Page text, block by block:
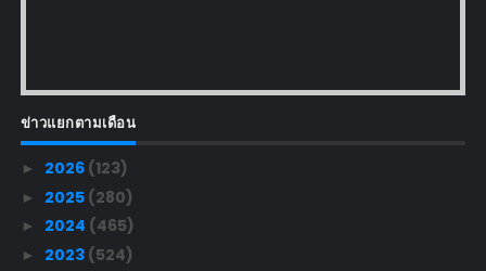
ข่าวแยกตามเดือน
► 2026 (123)
► 2025 (280)
► 2024 (465)
► 2023 (524)